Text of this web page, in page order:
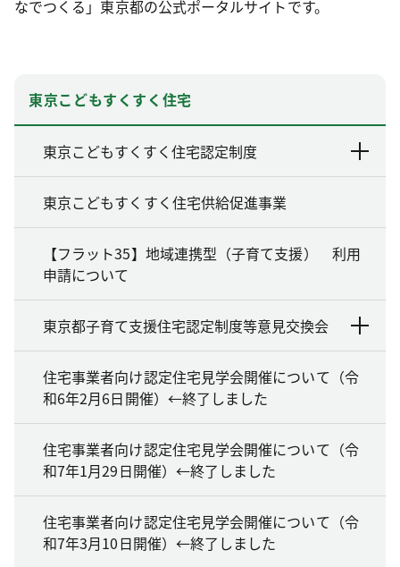
なでつくる」東京都の公式ポータルサイトです。
東京こどもすくすく住宅
東京こどもすくすく住宅認定制度
東京こどもすくすく住宅供給促進事業
【フラット35】地域連携型（子育て支援） 利用
申請について
東京都子育て支援住宅認定制度等意見交換会
住宅事業者向け認定住宅見学会開催について（令
和6年2月6日開催）←終了しました
住宅事業者向け認定住宅見学会開催について（令
和7年1月29日開催）←終了しました
住宅事業者向け認定住宅見学会開催について（令
和7年3月10日開催）←終了しました